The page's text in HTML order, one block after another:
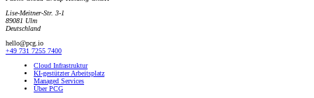
Lise-Meitner-Str. 3-1
89081 Ulm
Deutschland
hello@pcg.io
+49 731 7255 7400
Cloud Infrastruktur
KI-gestützter Arbeitsplatz
Managed Services
Über PCG